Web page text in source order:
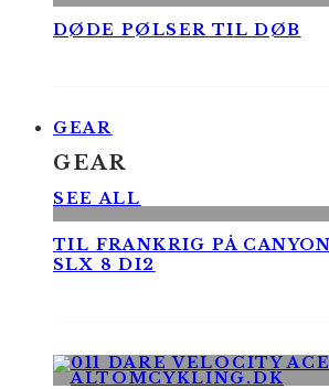
DØDE PØLSER TIL DØB
GEAR
GEAR
SEE ALL
TIL FRANKRIG PÅ
SLX 8 DI2